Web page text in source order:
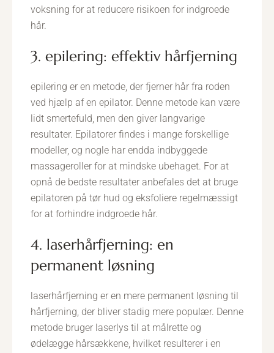
voksning for at reducere risikoen for indgroede
hår.
3. epilering: effektiv hårfjerning
epilering er en metode, der fjerner hår fra roden
ved hjælp af en epilator. Denne metode kan være
lidt smertefuld, men den giver langvarige
resultater. Epilatorer findes i mange forskellige
modeller, og nogle har endda indbyggede
massageroller for at mindske ubehaget. For at
opnå de bedste resultater anbefales det at bruge
epilatoren på tør hud og eksfoliere regelmæssigt
for at forhindre indgroede hår.
4. laserhårfjerning: en
permanent løsning
laserhårfjerning er en mere permanent løsning til
hårfjerning, der bliver stadig mere populær. Denne
metode bruger laserlys til at målrette og
ødelægge hårsækkene, hvilket resulterer i en